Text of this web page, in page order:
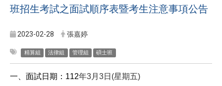
班招生考試之面試順序表暨考生注意事項公告
2023-02-28 張嘉婷
精算組 法律組 管理組 碩士班
一、面試日期：112年3月3日(星期五)